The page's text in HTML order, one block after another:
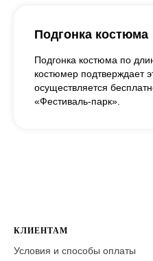
Подгонка костюма
Подгонка костюма по
костюмер подтверждает
осуществляется
«Фестиваль-парк».
КЛИЕНТАМ
Условия и способы оплаты